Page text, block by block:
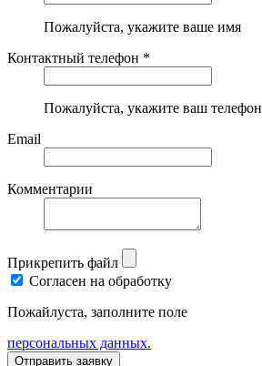
Пожалуйста, укажите ваше имя
Контактный телефон *
Пожалуйста, укажите ваш телефон
Email
Комментарии
Прикрепить файл
Согласен на обработку
Пожайлуста, заполните поле
персональных данных.